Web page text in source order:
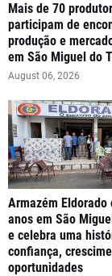
Mais de 70
participam de
produção e
em São Miguel do
August 06, 2026
Armazém Eldorado
anos em São
e celebra uma
confiança,
oportunidades